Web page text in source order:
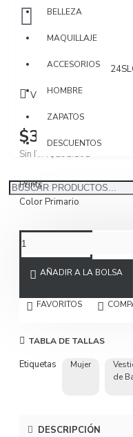
BELLEZA
MAQUILLAJE
ACCESORIOS
HOMBRE
ZAPATOS
DESCUENTOS
Modelo:
Visto: 764
$300.000
Sin IVA $252.101
Prints
Color Primario
AÑADIR A LA BOLSA
FAVORITOS
TABLA DE TALLAS
Etiquetas Mujer
de
DESCRIPCIÓN